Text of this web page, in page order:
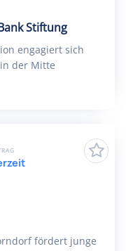
Stiftung
engagiert sich
der Mitte
fördert junge